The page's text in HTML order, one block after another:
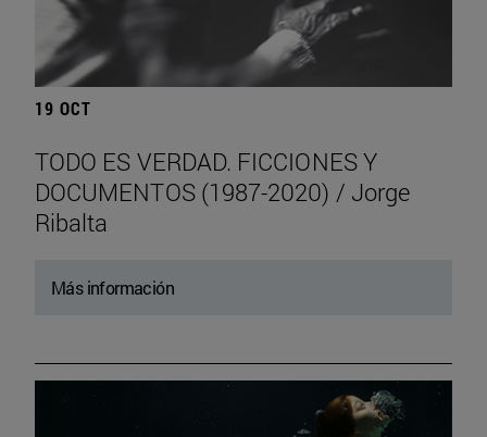
19 OCT
TODO ES VERDAD. FICCIONES Y
DOCUMENTOS (1987-2020) / Jorge
Ribalta
Más información